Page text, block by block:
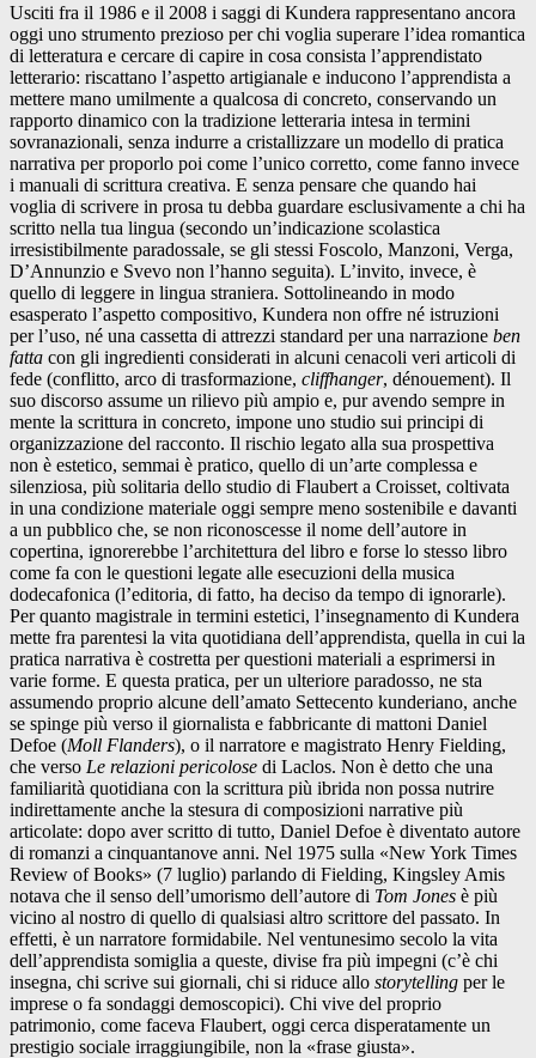
Usciti fra il 1986 e il 2008 i saggi di Kundera rappresentano ancora
oggi uno strumento prezioso per chi voglia superare l’idea romantica
di letteratura e cercare di capire in cosa consista l’apprendistato
letterario: riscattano l’aspetto artigianale e inducono l’apprendista a
mettere mano umilmente a qualcosa di concreto, conservando un
rapporto dinamico con la tradizione letteraria intesa in termini
sovranazionali, senza indurre a cristallizzare un modello di pratica
narrativa per proporlo poi come l’unico corretto, come fanno invece
i manuali di scrittura creativa. E senza pensare che quando hai
voglia di scrivere in prosa tu debba guardare esclusivamente a chi ha
scritto nella tua lingua (secondo un’indicazione scolastica
irresistibilmente paradossale, se gli stessi Foscolo, Manzoni, Verga,
D’Annunzio e Svevo non l’hanno seguita). L’invito, invece, è
quello di leggere in lingua straniera. Sottolineando in modo
esasperato l’aspetto compositivo, Kundera non offre né istruzioni
per l’uso, né una cassetta di attrezzi standard per una narrazione ben
fatta con gli ingredienti considerati in alcuni cenacoli veri articoli di
fede (conflitto, arco di trasformazione, cliffhanger, dénouement). Il
suo discorso assume un rilievo più ampio e, pur avendo sempre in
mente la scrittura in concreto, impone uno studio sui principi di
organizzazione del racconto. Il rischio legato alla sua prospettiva
non è estetico, semmai è pratico, quello di un’arte complessa e
silenziosa, più solitaria dello studio di Flaubert a Croisset, coltivata
in una condizione materiale oggi sempre meno sostenibile e davanti
a un pubblico che, se non riconoscesse il nome dell’autore in
copertina, ignorerebbe l’architettura del libro e forse lo stesso libro
come fa con le questioni legate alle esecuzioni della musica
dodecafonica (l’editoria, di fatto, ha deciso da tempo di ignorarle).
Per quanto magistrale in termini estetici, l’insegnamento di Kundera
mette fra parentesi la vita quotidiana dell’apprendista, quella in cui la
pratica narrativa è costretta per questioni materiali a esprimersi in
varie forme. E questa pratica, per un ulteriore paradosso, ne sta
assumendo proprio alcune dell’amato Settecento kunderiano, anche
se spinge più verso il giornalista e fabbricante di mattoni Daniel
Defoe (Moll Flanders), o il narratore e magistrato Henry Fielding,
che verso Le relazioni pericolose di Laclos. Non è detto che una
familiarità quotidiana con la scrittura più ibrida non possa nutrire
indirettamente anche la stesura di composizioni narrative più
articolate: dopo aver scritto di tutto, Daniel Defoe è diventato autore
di romanzi a cinquantanove anni. Nel 1975 sulla «New York Times
Review of Books» (7 luglio) parlando di Fielding, Kingsley Amis
notava che il senso dell’umorismo dell’autore di Tom Jones è più
vicino al nostro di quello di qualsiasi altro scrittore del passato. In
effetti, è un narratore formidabile. Nel ventunesimo secolo la vita
dell’apprendista somiglia a queste, divise fra più impegni (c’è chi
insegna, chi scrive sui giornali, chi si riduce allo storytelling per le
imprese o fa sondaggi demoscopici). Chi vive del proprio
patrimonio, come faceva Flaubert, oggi cerca disperatamente un
prestigio sociale irraggiungibile, non la «frase giusta».